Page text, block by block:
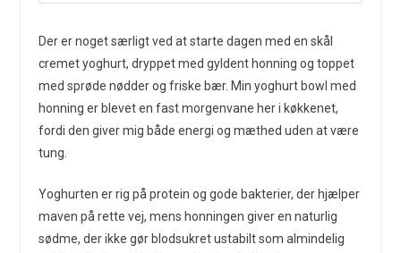
Der er noget særligt ved at starte dagen med en skål
cremet yoghurt, dryppet med gyldent honning og toppet
med sprøde nødder og friske bær. Min yoghurt bowl med
honning er blevet en fast morgenvane her i køkkenet,
fordi den giver mig både energi og mæthed uden at være
tung.
Yoghurten er rig på protein og gode bakterier, der hjælper
maven på rette vej, mens honningen giver en naturlig
sødme, der ikke gør blodsukret ustabilt som almindelig